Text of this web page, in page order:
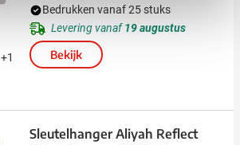
+1
Bedrukken vanaf 25 stuks
Levering vanaf19 augustus
Bekijk
Sleutelhanger Aliyah Reflect